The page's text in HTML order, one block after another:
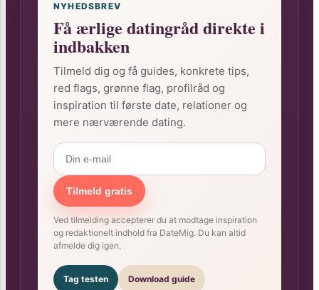
NYHEDSBREV
Få ærlige datingråd direkte i
indbakken
Tilmeld dig og få guides, konkrete tips,
red flags, grønne flag, profilråd og
inspiration til første date, relationer og
mere nærværende dating.
Tilmeld gratis
Ved tilmelding accepterer du at modtage inspiration
og redaktionelt indhold fra DateMig. Du kan altid
afmelde dig igen.
Tag testen Download guide